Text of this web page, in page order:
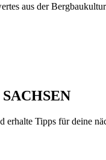
aus der
erhalte Tipps für deine